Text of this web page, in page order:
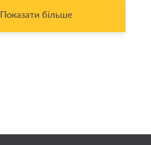
Показати більше